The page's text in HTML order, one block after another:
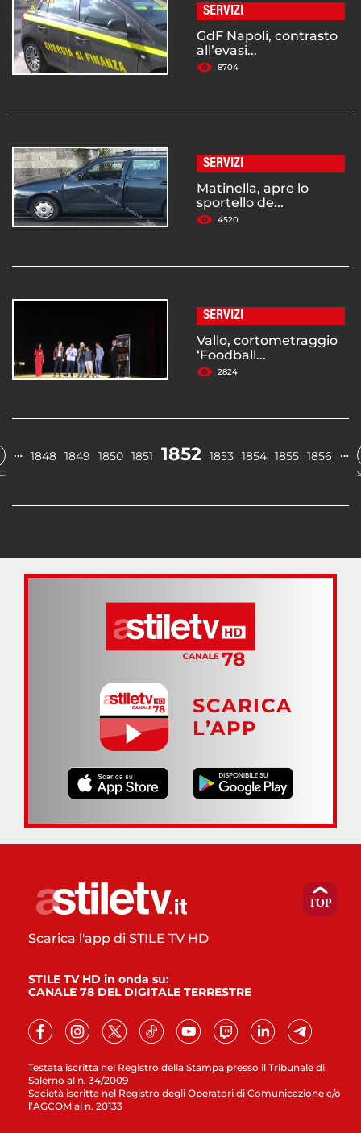
SERVIZI
GdF Napoli, contrasto
all’evasi...
8704
SERVIZI
Matinella, apre lo
sportello de...
4520
SERVIZI
Vallo, cortometraggio
‘Foodball...
2824
… 1848 1849 1850 1851 1852 1853 1854 1855 1856 …
SCARICA
L’APP
Testata iscritta nel Registro della Stampa presso il Tribunale di
Salerno al n. 34/2009
Società iscritta nel Registro degli Operatori di Comunicazione c/o
l’AGCOM al n. 20133
Scarica l'app di STILE TV HD
STILE TV HD in onda su:
CANALE 78 DEL DIGITALE TERRESTRE